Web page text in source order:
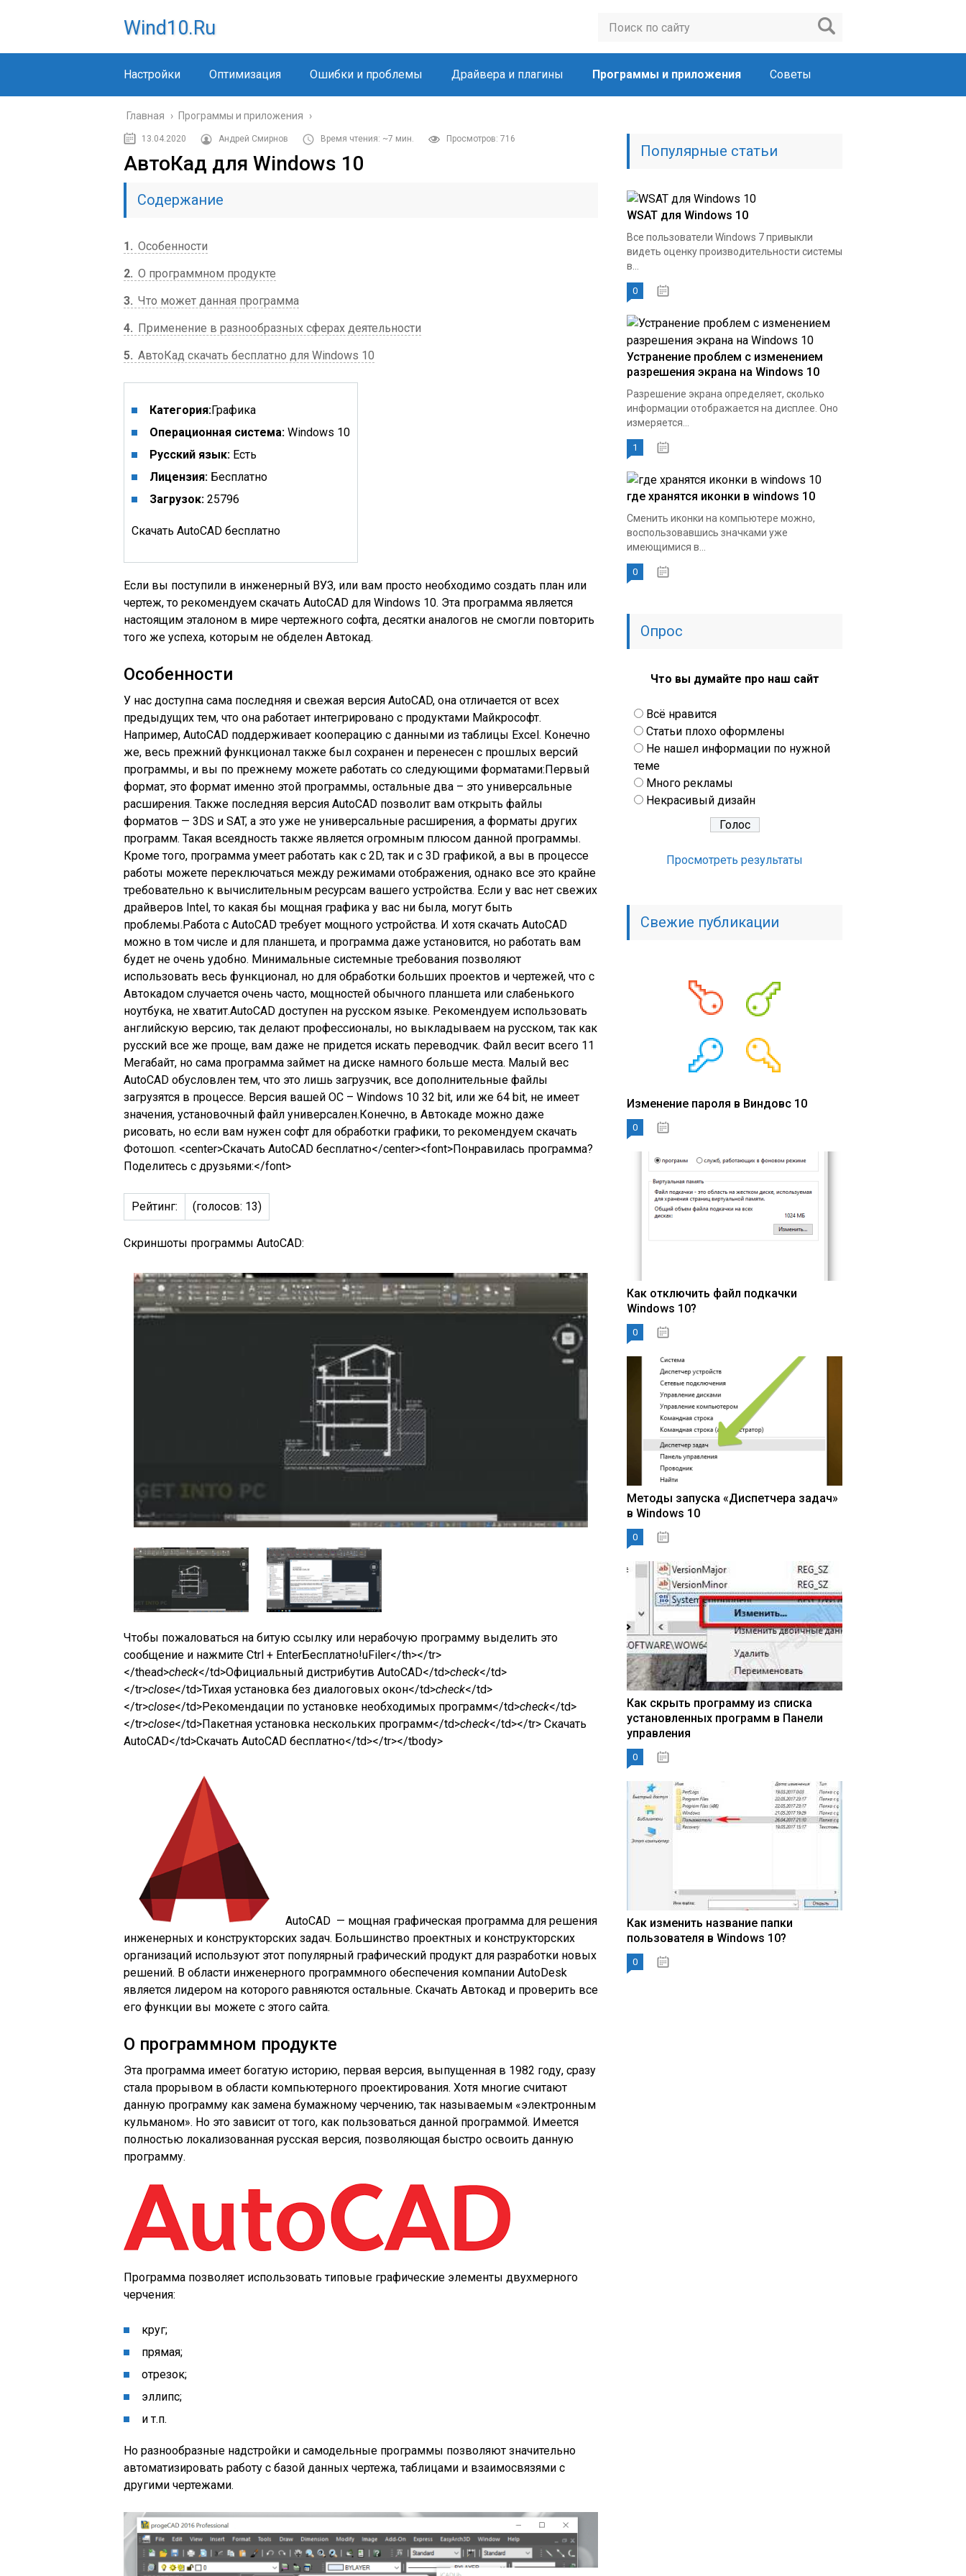
Wind10.ru
Настройки Оптимизация Ошибки и проблемы Драйвера и плагины Программы и приложения Советы
Главная › Программы и приложения ›
13.04.2020 Андрей Смирнов Время чтения: ~7 мин. Просмотров: 716
АвтоКад для Windows 10
Содержание
1
Особенности
2 О программном продукте
3 Что может данная программа
4
Применение в разнообразных сферах деятельности
5 АвтоКад скачать бесплатно для Windows 10
Категория:Графика
Операционная система: Windows 10
Русский язык: Есть
Лицензия: Бесплатно
Загрузок: 25796
Скачать AutoCAD бесплатно
Если вы поступили в инженерный ВУЗ, или вам просто необходимо создать план или
чертеж, то рекомендуем скачать AutoCAD для Windows 10. Эта программа является
настоящим эталоном в мире чертежного софта, десятки аналогов не смогли повторить
того же успеха, которым не обделен Автокад.
Особенности
У нас доступна сама последняя и свежая версия AutoCAD, она отличается от всех
предыдущих тем, что она работает интегрировано с продуктами Майкрософт.
Например, AutoCAD поддерживает кооперацию с данными из таблицы Excel. Конечно
же, весь прежний функционал также был сохранен и перенесен с прошлых версий
программы, и вы по прежнему можете работать со следующими форматами:Первый
формат, это формат именно этой программы, остальные два – это универсальные
расширения. Также последняя версия AutoCAD позволит вам открыть файлы
форматов — 3DS и SAT, а это уже не универсальные расширения, а форматы других
программ. Такая всеядность также является огромным плюсом данной программы.
Кроме того, программа умеет работать как с 2D, так и с 3D графикой, а вы в процессе
работы можете переключаться между режимами отображения, однако все это крайне
требовательно к вычислительным ресурсам вашего устройства. Если у вас нет свежих
драйверов Intel, то какая бы мощная графика у вас ни была, могут быть
проблемы.Работа с AutoCAD требует мощного устройства. И хотя скачать AutoCAD
можно в том числе и для планшета, и программа даже установится, но работать вам
будет не очень удобно. Минимальные системные требования позволяют
использовать весь функционал, но для обработки больших проектов и чертежей, что с
Автокадом случается очень часто, мощностей обычного планшета или слабенького
ноутбука, не хватит.AutoCAD доступен на русском языке. Рекомендуем использовать
английскую версию, так делают профессионалы, но выкладываем на русском, так как
русский все же проще, вам даже не придется искать переводчик. Файл весит всего 11
Мегабайт, но сама программа займет на диске намного больше места. Малый вес
AutoCAD обусловлен тем, что это лишь загрузчик, все дополнительные файлы
загрузятся в процессе. Версия вашей ОС – Windows 10 32 bit, или же 64 bit, не имеет
значения, установочный файл универсален.Конечно, в Автокаде можно даже
рисовать, но если вам нужен софт для обработки графики, то рекомендуем скачать
Фотошоп. <center>Скачать AutoCAD бесплатно</center><font>Понравилась программа?
Поделитесь с друзьями:</font>
Рейтинг: (голосов: 13)
Скриншоты программы AutoCAD:
Чтобы пожаловаться на битую ссылку или нерабочую программу выделить это
сообщение и нажмите Ctrl + EnterБесплатно!uFiler</th></tr>
</thead>check</td>Официальный дистрибутив AutoCAD</td>check</td>
</tr>close</td>Тихая установка без диалоговых окон</td>check</td>
</tr>close</td>Рекомендации по установке необходимых программ</td>check</td>
</tr>close</td>Пакетная установка нескольких программ</td>check</td></tr> Скачать
AutoCAD</td>Скачать AutoCAD бесплатно</td></tr></tbody>
AutoCAD — мощная графическая программа для решения
инженерных и конструкторских задач. Большинство проектных и конструкторских
организаций используют этот популярный графический продукт для разработки новых
решений. В области инженерного программного обеспечения компании AutoDesk
является лидером на которого равняются остальные. Скачать Автокад и проверить все
его функции вы можете с этого сайта.
О программном продукте
Эта программа имеет богатую историю, первая версия, выпущенная в 1982 году, сразу
стала прорывом в области компьютерного проектирования. Хотя многие считают
данную программу как замена бумажному черчению, так называемым «электронным
кульманом». Но это зависит от того, как пользоваться данной программой. Имеется
полностью локализованная русская версия, позволяющая быстро освоить данную
программу.
Программа позволяет использовать типовые графические элементы двухмерного
черчения:
круг;
прямая;
отрезок;
эллипс;
и т.п.
Но разнообразные надстройки и самодельные программы позволяют значительно
автоматизировать работу с базой данных чертежа, таблицами и взаимосвязями с
другими чертежами.
Популярные статьи
WSAT для Windows 10
Все пользователи Windows 7 привыкли
видеть оценку производительности системы
в...
0
Устранение проблем с изменением
разрешения экрана на Windows 10
Разрешение экрана определяет, сколько
информации отображается на дисплее. Оно
измеряется...
1
где хранятся иконки в windows 10
Сменить иконки на компьютере можно,
воспользовавшись значками уже
имеющимися в...
0
Опрос
Что вы думайте про наш сайт
Всё нравится
Статьи плохо оформлены
Не нашел информации по нужной
теме
Много рекламы
Некрасивый дизайн
Просмотреть результаты
Свежие публикации
Изменение пароля в Виндовс 10
0
Как отключить файл подкачки
Windows 10?
0
Методы запуска «Диспетчера задач»
в Windows 10
0
Как скрыть программу из списка
установленных программ в Панели
управления
0
Как изменить название папки
пользователя в Windows 10?
0